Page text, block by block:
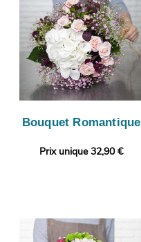
Bouquet Romantique
Prix unique 32,90 €